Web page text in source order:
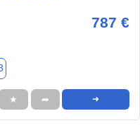
787 €
★ ➦ ➜